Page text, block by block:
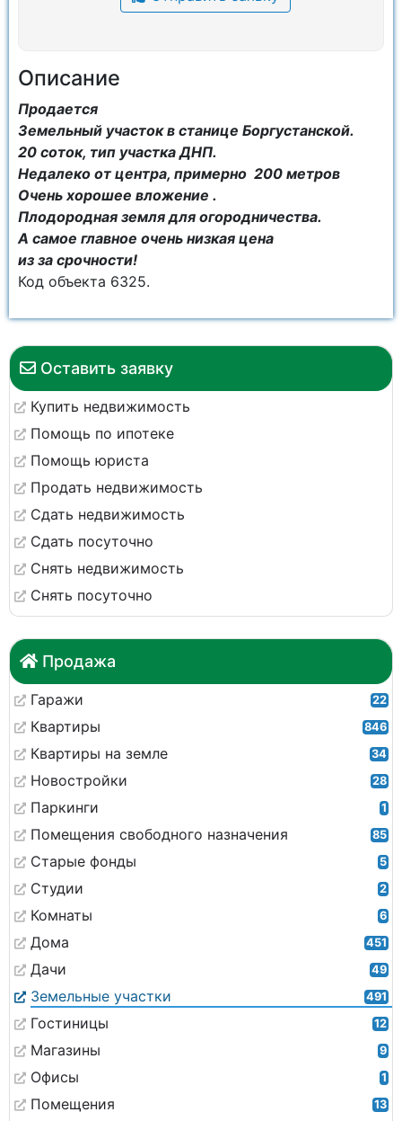
Оставить заявку
Купить недвижимость
Помощь по ипотеке
Помощь юриста
Продать недвижимость
Сдать недвижимость
Сдать посуточно
Снять недвижимость
Снять посуточно
Продажа
Гаражи 22
Квартиры 846
Квартиры на земле 34
Новостройки 28
Паркинги 1
Помещения свободного назначения 85
Старые фонды 5
Студии 2
Комнаты 6
Дома 451
Дачи 49
Земельные участки 491
Гостиницы 12
Магазины 9
Офисы 1
Помещения 13
Описание
Продается
Земельный участок в станице Боргустанской.
20 соток, тип участка ДНП.
Недалеко от центра, примерно 200 метров
Очень хорошее вложение .
Плодородная земля для огородничества.
А самое главное очень низкая цена
из за срочности!
Код объекта 6325.